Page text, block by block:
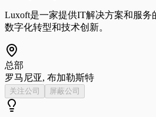
Luxoft是一家提供IT解决方案和服务
数字化转型和技术创新。
总部
罗马尼亚, 布加勒斯特
关注公司 屏蔽公司